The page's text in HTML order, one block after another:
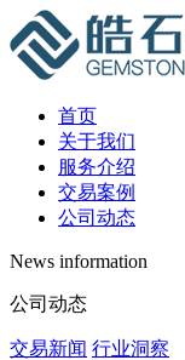
首页
关于我们
服务介绍
交易案例
公司动态
News information
公司动态
交易新闻 行业洞察